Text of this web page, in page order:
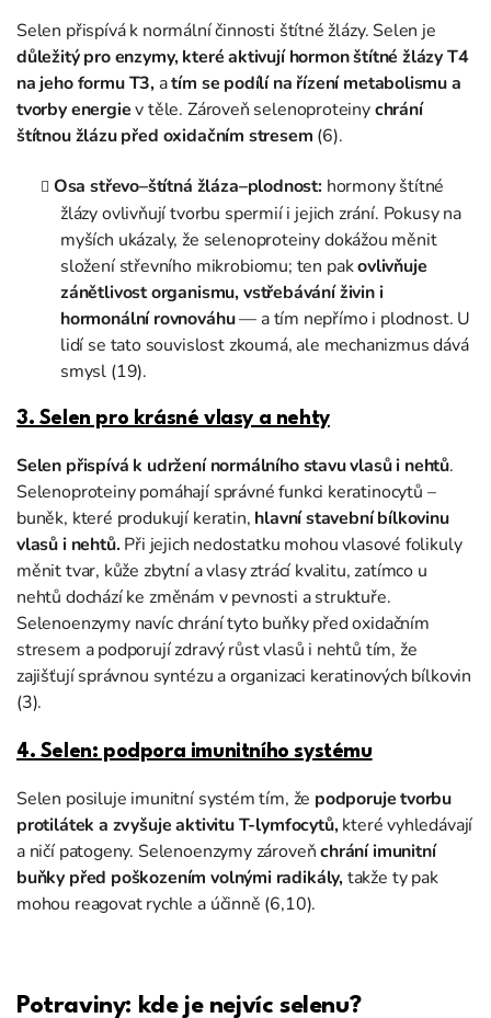
Selen přispívá k normální činnosti štítné žlázy. Selen je
důležitý pro enzymy, které aktivují hormon štítné žlázy T4
na jeho formuT3,atím se podílí na řízení metabolismu a
tvorby energiev těle. Zároveň selenoproteinychrání
štítnou žlázu před oxidačním stresem (6).
Osa střevo–štítná žláza–plodnost:hormony štítné
žlázy ovlivňují tvorbu spermií i jejich zrání. Pokusy na
myších ukázaly, že selenoproteiny dokážou měnit
složení střevního mikrobiomu; ten pakovlivňuje
zánětlivost organismu, vstřebávání živin i
hormonální rovnováhu— a tím nepřímo i plodnost. U
lidí se tato souvislost zkoumá, ale mechanizmus dává
smysl (19).
3. Selen pro krásné vlasy a nehty
Selen přispívá k udržení normálního stavu vlasů i nehtů.
Selenoproteiny pomáhají správné funkci keratinocytů –
buněk, které produkují keratin, hlavní stavební bílkovinu
vlasů i nehtů. Při jejich nedostatku mohou vlasové folikuly
měnit tvar, kůže zbytní a vlasy ztrácí kvalitu, zatímco u
nehtů dochází ke změnám v pevnosti a struktuře.
Selenoenzymy navíc chrání tyto buňky před oxidačním
stresem a podporují zdravý růst vlasů i nehtů tím, že
zajišťují správnou syntézu a organizaci keratinových bílkovin
(3).
4. Selen: podpora imunitního systému
Selen posiluje imunitní systém tím, že podporuje tvorbu
protilátek a zvyšuje aktivitu T-lymfocytů,které vyhledávají
a ničí patogeny. Selenoenzymy zároveňchrání imunitní
buňky před poškozením volnými radikály,takže ty pak
mohou reagovat rychle a účinně (6,10).
Potraviny: kde je nejvíc selenu?